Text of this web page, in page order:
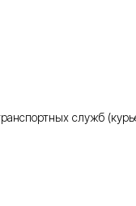
служб